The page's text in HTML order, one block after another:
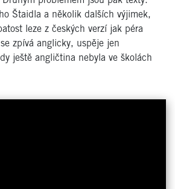
Štaidla a několik dalších výjimek,
leze z českých verzí jak péra
zpívá anglicky, uspěje jen
ještě angličtina nebyla ve školách